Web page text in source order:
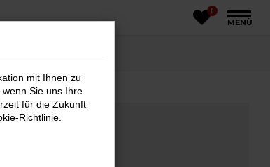
0
MENÜ
mit Ihnen zu
Sie uns Ihre
für die Zukunft
Richtlinie